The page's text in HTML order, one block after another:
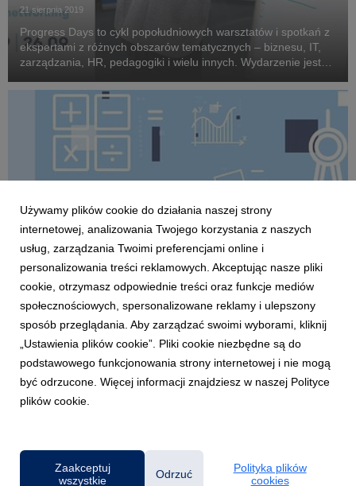
21 sierpnia 2019
Progress Days to cykl popołudniowych warsztatów i spotkań z
ekspertami z różnych obszarów tematycznych – biznesu, IT,
zarządzania, HR, pedagogiki i wielu innych. Wydarzenie jest
zostanie certyfikatem wystawionym p...
WROCŁAW
Powtórka z matematyki przed maturą –
bezpłatne zajęcia online
9 kwietnia 2020
Na zajęcia online z matematyki, które poprowadzi znany
korepetytor i youtuber Stefan Perszka zaprasza maturzystów
Wyższa Szkoła Bankowa we Wrocławiu. Zajęcia odbędą się w
Używamy plików cookie do działania naszej strony
internetowej, analizowania Twojego korzystania z naszych
usług, zarządzania Twoimi preferencjami online i
personalizowania treści reklamowych. Akceptując nasze pliki
cookie, otrzymasz odpowiednie treści oraz funkcje mediów
społecznościowych, spersonalizowane reklamy i ulepszony
sposób przeglądania. Aby zarządzać swoimi wyborami, kliknij
„Ustawienia plików cookie”. Pliki cookie niezbędne są do
podstawowego funkcjonowania strony internetowej i nie mogą
być odrzucone. Więcej informacji znajdziesz w naszej Polityce
plików cookie.
Zaakceptuj
wszystkie
Odrzuć
Polityka plików
cookies